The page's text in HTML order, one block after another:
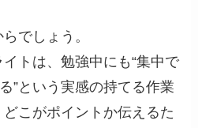
でしょう。
トは、勉強中にも“集中で
”という実感の持てる作業
こがポイントか伝えるた